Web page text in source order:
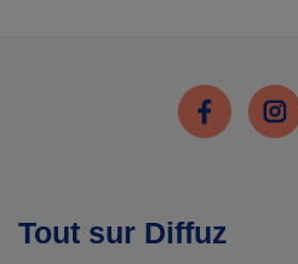
Facebook
Tout sur Diffuz